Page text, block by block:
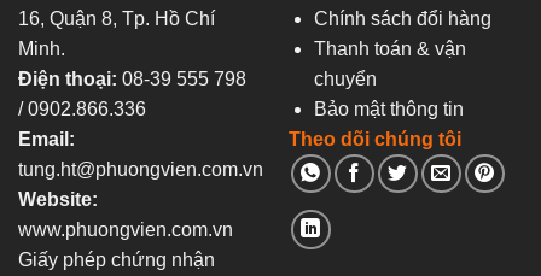
16, Quận 8, Tp. Hồ Chí
Minh.
Điện thoại: 08-39 555 798
/ 0902.866.336
Email:
tung.ht@phuongvien.com.vn
Website:
www.phuongvien.com.vn
Giấy phép chứng nhận
Chính sách đổi hàng
Thanh toán & vận
chuyển
Bảo mật thông tin
Theo dõi chúng tôi